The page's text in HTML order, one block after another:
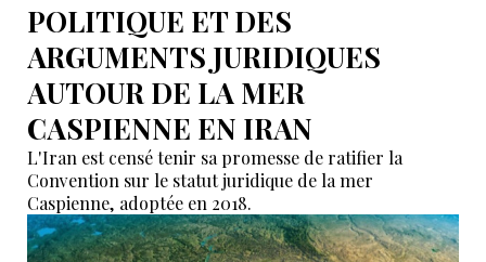
POLITIQUE ET DES
ARGUMENTS JURIDIQUES
AUTOUR DE LA MER
CASPIENNE EN IRAN
L'Iran est censé tenir sa promesse de ratifier la
Convention sur le statut juridique de la mer
Caspienne, adoptée en 2018.